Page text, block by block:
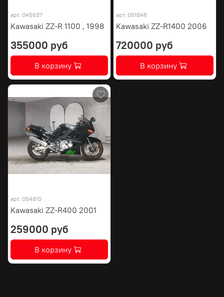
арт. 045637
Kawasaki ZZ-R 1100 , 1998
355000 руб
В корзину
арт. 051846
Kawasaki ZZ-R1400 2006
720000 руб
В корзину
арт. 054810
Kawasaki ZZ-R400 2001
259000 руб
В корзину